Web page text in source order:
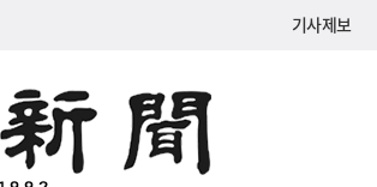
기사제보